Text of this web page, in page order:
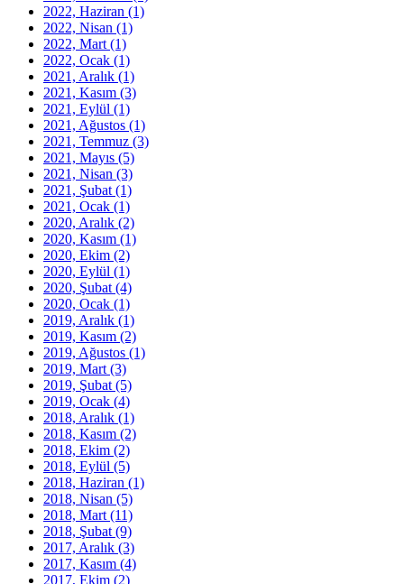
2022, Haziran (1)
2022, Nisan (1)
2022, Mart(1)
2022, Ocak (1)
2021, Aralık (1)
2021, Kasım (3)
2021, Eylül (1)
2021, Ağustos (1)
2021, Temmuz (3)
2021, Mayıs (5)
2021, Nisan (3)
2021, Şubat(1)
2021, Ocak (1)
2020, Aralık (2)
2020, Kasım (1)
2020, Ekim (2)
2020, Eylül (1)
2020, Şubat(4)
2020, Ocak (1)
2019, Aralık (1)
2019, Kasım (2)
2019, Ağustos (1)
2019, Mart(3)
2019, Şubat(5)
2019, Ocak (4)
2018, Aralık (1)
2018, Kasım (2)
2018, Ekim (2)
2018, Eylül (5)
2018, Haziran (1)
2018, Nisan (5)
2018, Mart(11)
2018, Şubat(9)
2017, Aralık (3)
2017, Kasım (4)
2017, Ekim (2)